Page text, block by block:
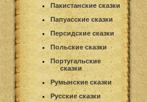
Пакистанские сказки
Папуасские сказки
Персидские сказки
Польские сказки
Португальские
сказки
Румынские сказки
Русские сказки